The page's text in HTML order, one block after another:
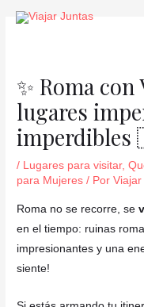
✨ Roma con
lugares
/ Lugares para visitar,
para Mujeres / Por
Roma no se recorre, se
en el tiempo: ruinas
impresionantes y una
siente!
Navegación